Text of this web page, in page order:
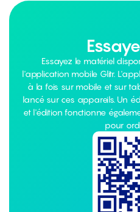
Essayez le matériel
l'application mobile Glitr.
à la fois sur mobile et sur
lancé sur ces appareils. Un
et l'édition fonctionne
pour